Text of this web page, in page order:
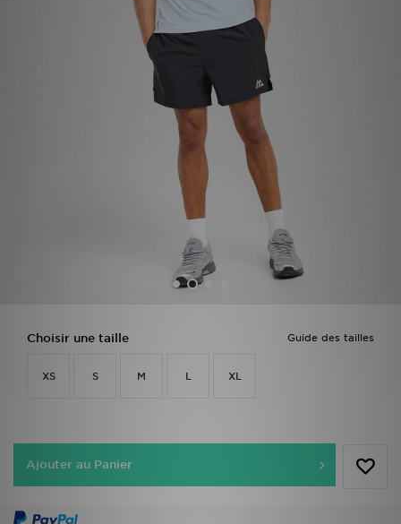
Guide des tailles
Choisir une taille
XS S M L XL
Ajouter au Panier